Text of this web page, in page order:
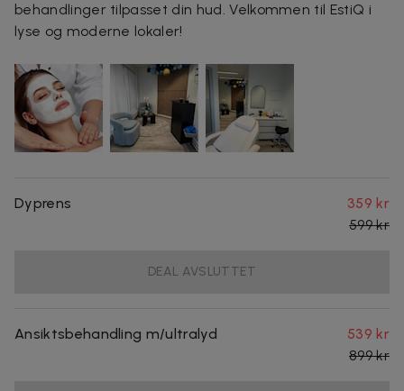
behandlinger tilpasset din hud. Velkommen til EstiQ i
lyse og moderne lokaler!
Dyprens
359 kr
599 kr
DEAL AVSLUTTET
Ansiktsbehandling m/ultralyd
539 kr
899 kr